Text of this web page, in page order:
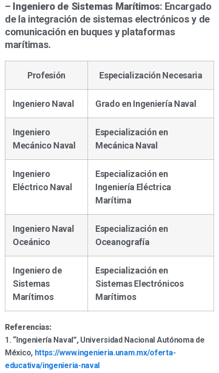
– Ingeniero de Sistemas Marítimos: Encargado
de la integración de sistemas electrónicos y de
comunicación en buques y plataformas
marítimas.
Profesión Especialización Necesaria
Ingeniero Naval Grado en Ingeniería Naval
Ingeniero
Mecánico Naval
Especialización en
Mecánica Naval
Ingeniero
Eléctrico Naval
Especialización en
Ingeniería Eléctrica
Marítima
Ingeniero Naval
Oceánico
Especialización en
Oceanografía
Ingeniero de
Sistemas
Marítimos
Especialización en
Sistemas Electrónicos
Marítimos
Referencias:
1. “Ingeniería Naval”, Universidad Nacional Autónoma de
México, https://www.ingenieria.unam.mx/oferta-
educativa/ingenieria-naval